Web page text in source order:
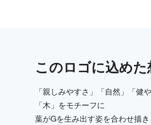
このロゴに込めた
「親しみやすさ」「自然」「健
「木」をモチーフに
葉がGを生み出す姿を合わせ描き